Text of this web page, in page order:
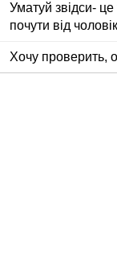
Уматуй звідси-
почути від
Хочу проверить,